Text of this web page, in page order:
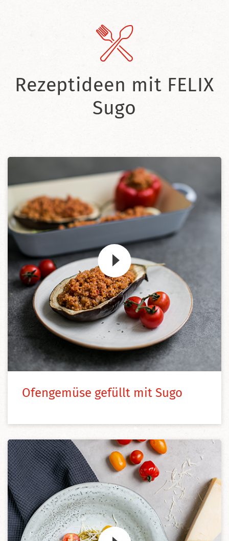
Rezeptideen mit FELIX
Sugo
Zum Video
Ofengemüse gefüllt mit Sugo